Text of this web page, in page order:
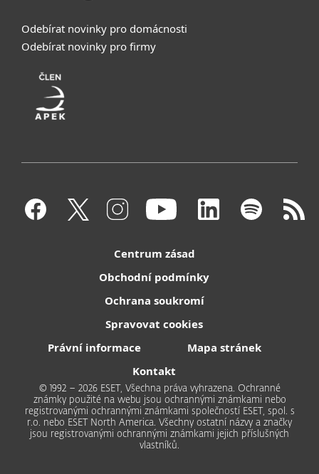
Odebírat novinky pro domácnosti
Odebírat novinky pro firmy
Centrum zásad
Obchodní podmínky
Ochrana soukromí
Spravovat cookies
Právní informace
Mapa stránek
Kontakt
© 1992 – 2026 ESET, Všechna práva vyhrazena. Ochranné
známky použité na webu jsou ochrannými známkami nebo
registrovanými ochrannými známkami společností ESET, spol. s
r.o. nebo ESET North America. Všechny ostatní názvy a značky
jsou registrovanými ochrannými známkami jejich příslušných
vlastníků.